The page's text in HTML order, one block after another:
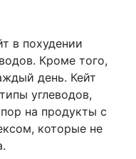
в похудении
Кроме того,
день. Кейт
углеводов,
на продукты с
которые не